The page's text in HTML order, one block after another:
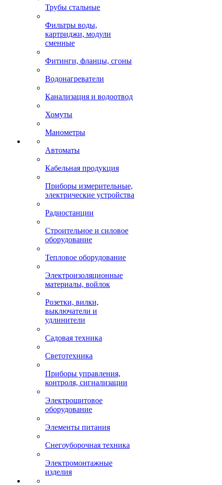
Трубы стальные
Фильтры воды,
картриджи, модули
сменные
Фитинги, фланцы, сгоны
Водонагреватели
Канализация и водоотвод
Хомуты
Манометры
Автоматы
Кабельная продукция
Приборы измерительные,
электрические устройства
Радиостанции
Строительное и силовое
оборудование
Тепловое оборудование
Электроизоляционные
материалы, войлок
Розетки, вилки,
выключатели и
удлинители
Садовая техника
Светотехника
Приборы управления,
контроля, сигнализации
Электрощитовое
оборудование
Элементы питания
Снегоуборочная техника
Электромонтажные
изделия